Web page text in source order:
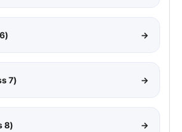
→
7) →
8) →